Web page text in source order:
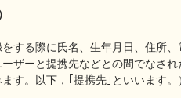
する際に氏名、生年月日、住所
ザーと提携先などとの間でなさ
す。以下，｢提携先｣といいます。